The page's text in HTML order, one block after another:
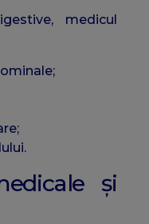
medicul
și